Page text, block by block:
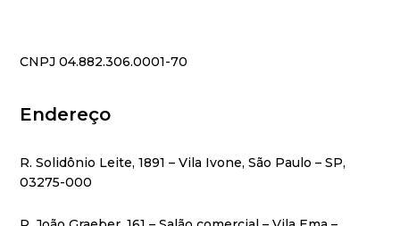
CNPJ 04.882.306.0001-70
Endereço
R. Solidônio Leite, 1891 – Vila Ivone, São Paulo – SP,
03275-000